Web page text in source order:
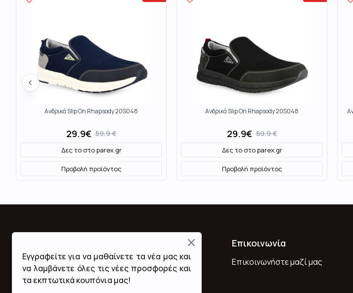
Close
Εγγραφείτε για να μαθαίνετε τα νέα μας και
να λαμβάνετε όλες τις νέες προσφορές και
τα εκπτωτικά κουπόνια μας!
Ανδρικά Slip On Rhapsody 20S048
29.9€ 59.9€
Δες το στοparex.gr
Προβολή προϊόντος
Ανδρικά Slip On Rhapsody 20S048
29.9€ 59.9€
Δες το στοparex.gr
Προβολή προϊόντος
Ποιοι Είμαστε
Όροι Χρήσης & Προϋποθέσεις
Επικοινωνία
Επικοινωνήστε μαζί μας